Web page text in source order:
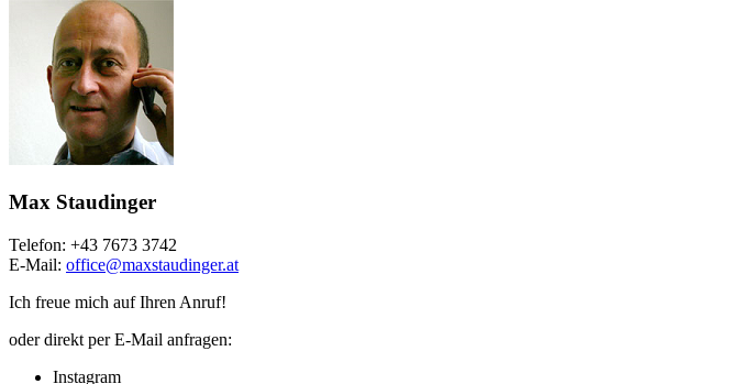
Max Staudinger
Telefon: +43 7673 3742
E-Mail: office@maxstaudinger.at
Ich freue mich auf Ihren Anruf!
oder direkt per E-Mail anfragen:
Instagram